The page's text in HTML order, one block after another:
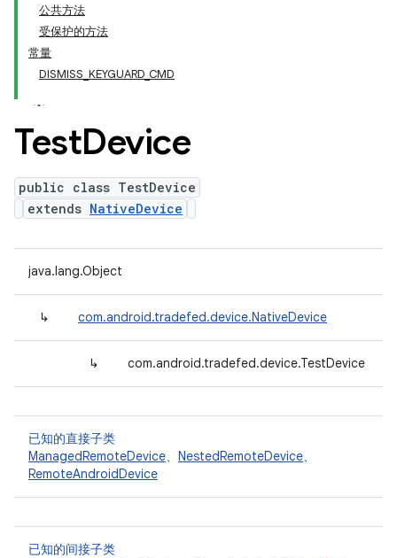
公共方法
受保护的方法
常量
DISMISS_KEYGUARD_CMD
TestDevice
public class TestDevice
extends NativeDevice
java.lang.Object
↳ com.android.tradefed.device.NativeDevice
↳ com.android.tradefed.device.TestDevice
已知的直接子类
ManagedRemoteDevice、 NestedRemoteDevice、
RemoteAndroidDevice
已知的间接子类